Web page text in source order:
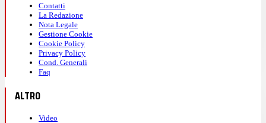
Contatti
La Redazione
Nota Legale
Gestione Cookie
Cookie Policy
Privacy Policy
Cond. Generali
Faq
ALTRO
Video